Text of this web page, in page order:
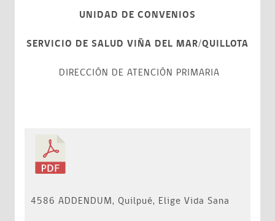
UNIDAD DE CONVENIOS
SERVICIO DE SALUD VIÑA DEL MAR/QUILLOTA
DIRECCIÓN DE ATENCIÓN PRIMARIA
4586 ADDENDUM, Quilpué, Elige Vida Sana